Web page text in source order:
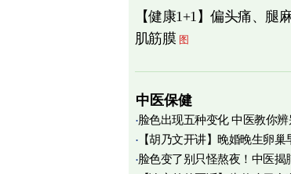
【健康1+1】偏头痛、腿
肌筋膜 图
中医保健
脸色出现五种变化 中医教你
【胡乃文开讲】晚婚晚生卵巢
育
脸色变了别只怪熬夜！中医揭